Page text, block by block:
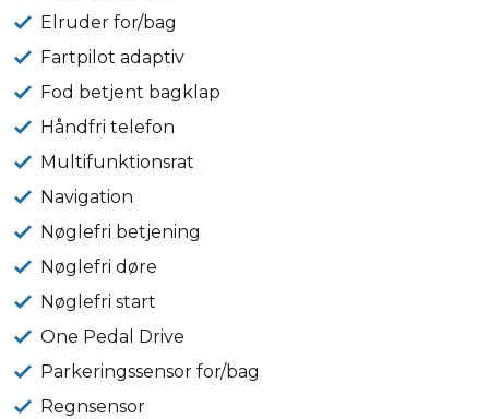
Elruder for/bag
Fartpilot adaptiv
Fod betjent bagklap
Håndfri telefon
Multifunktionsrat
Navigation
Nøglefri betjening
Nøglefri døre
Nøglefri start
One Pedal Drive
Parkeringssensor for/bag
Regnsensor